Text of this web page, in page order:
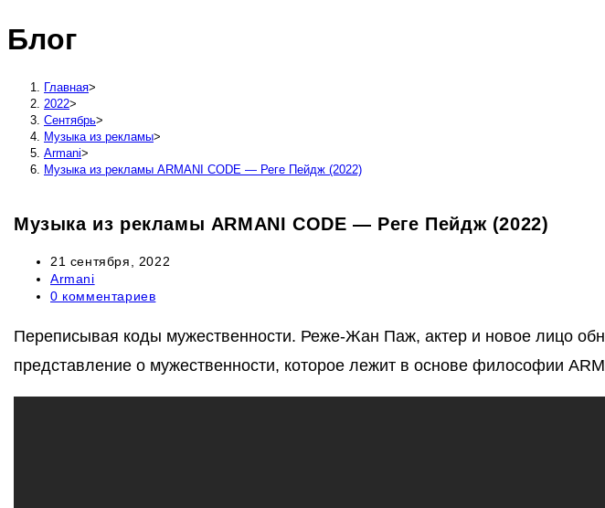
сайту
Блог
Главная>
2022>
Сентябрь>
Музыка из рекламы>
Armani>
Музыка из рекламы ARMANI CODE — Реге Пейдж (2022)
Музыка из рекламы ARMANI CODE — Реге Пейдж (2022)
Запись
опубликована:
21 сентября, 2022
Рубрика
записи:
Armani
Комментарии
записи:
0 комментариев
Переписывая коды мужественности. Реже-Жан Паж, актер и новое лицо
представление о мужественности, которое лежит в основе философии